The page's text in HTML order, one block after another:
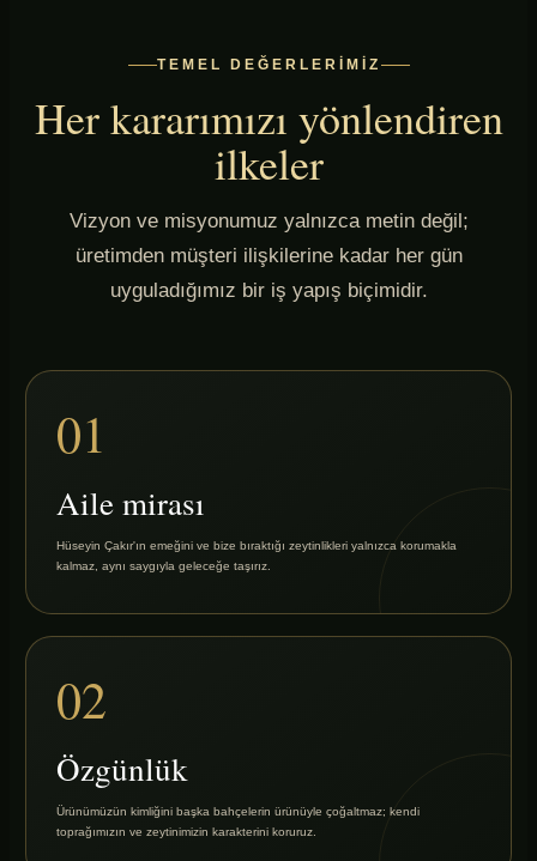
TEMEL DEĞERLERIMIZ
Her kararımızı yönlendiren
ilkeler
Vizyon ve misyonumuz yalnızca metin değil;
üretimden müşteri ilişkilerine kadar her gün
uyguladığımız bir iş yapış biçimidir.
01
Aile mirası
Hüseyin Çakır'ın emeğini ve bize bıraktığı zeytinlikleri yalnızca korumakla
kalmaz, aynı saygıyla geleceğe taşırız.
02
Özgünlük
Ürünümüzün kimliğini başka bahçelerin ürünüyle çoğaltmaz; kendi
toprağımızın ve zeytinimizin karakterini koruruz.